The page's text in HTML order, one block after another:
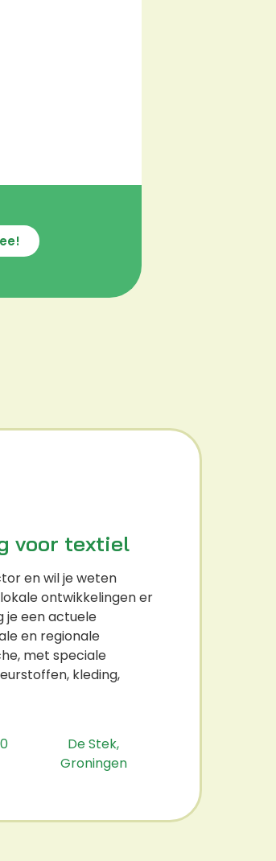
voor textiel
en wil je weten
ontwikkelingen er
je een actuele
en regionale
met speciale
kleding,
De Stek,
Groningen